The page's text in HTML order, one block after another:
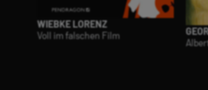
WIEBKE LORENZ
Voll im falschen Film